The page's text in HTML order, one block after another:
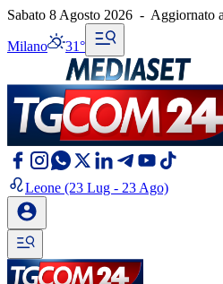
Sabato 8 Agosto 2026 - Aggiornato
Milano 31°
Leone (23 Lug - 23 Ago)